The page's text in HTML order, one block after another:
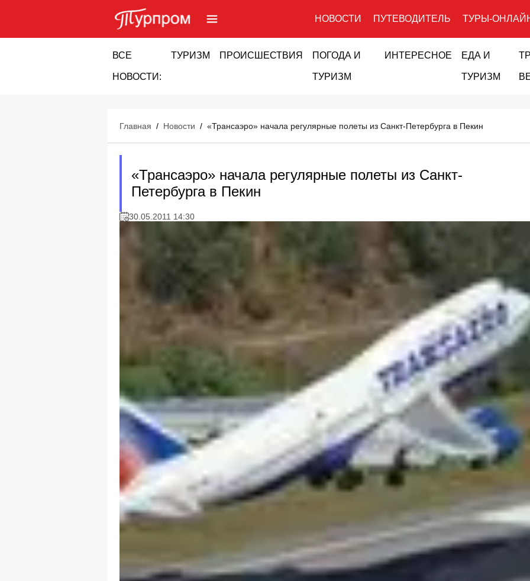
НОВОСТИ ПУТЕВОДИТЕЛЬ ТУРЫ-
ВСЕ
НОВОСТИ:
ТУРИЗМ ПРОИСШЕСТВИЯ ПОГОДА И
ТУРИЗМ
ИНТЕРЕСНОЕ ЕДА И
ТУРИЗМ
Главная / Новости / «Трансаэро» начала регулярные полеты из Санкт-Петербурга в Пекин
«Трансаэро» начала регулярные полеты из Санкт-
Петербурга в Пекин
30.05.2011 14:30